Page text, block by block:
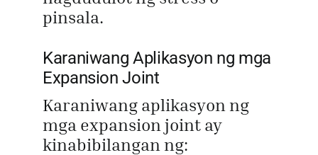
pinsala.
Karaniwang Aplikasyon ng mga
Expansion Joint
Karaniwang aplikasyon ng
mga expansion joint ay
kinabibilangan ng: